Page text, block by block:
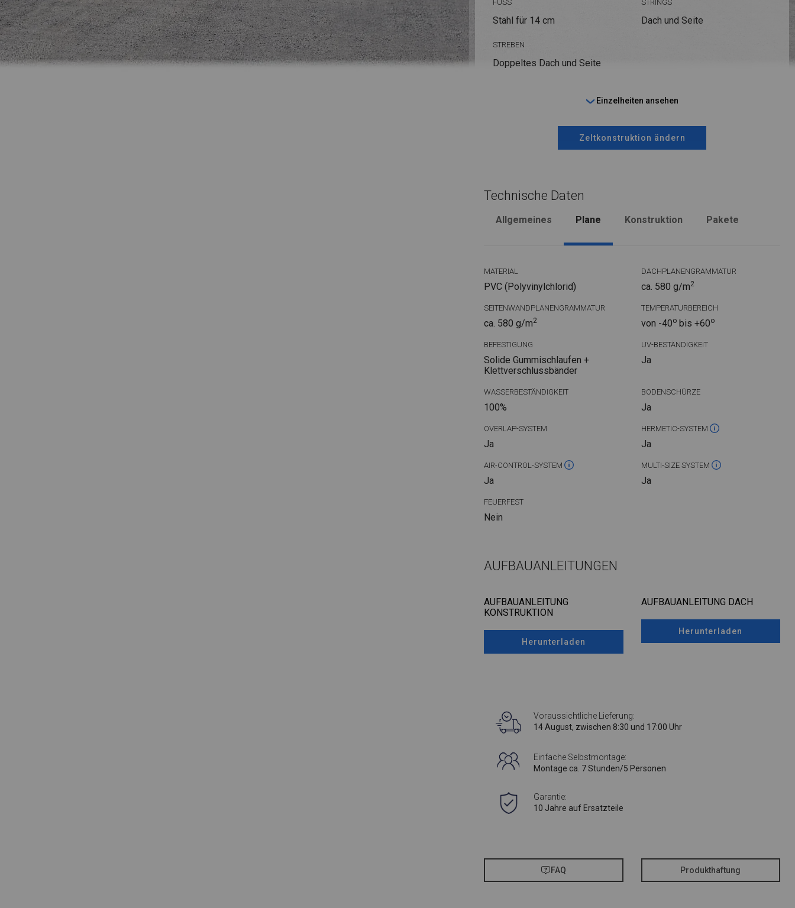
FUSS
Stahl für 14 cm
STRINGS
Dach und Seite
STREBEN
Doppeltes Dach und Seite
Einzelheiten ansehen
Zeltkonstruktion ändern
Technische Daten
Allgemeines Plane Konstruktion Pakete
MATERIAL
PVC (Polyvinylchlorid)
DACHPLANENGRAMMATUR
ca. 580 g/m2
SEITENWANDPLANENGRAMMATUR
ca. 580 g/m2
TEMPERATURBEREICH
von -40obis +60o
BEFESTIGUNG
Solide Gummischlaufen +
Klettverschlussbänder
UV-BESTÄNDIGKEIT
Ja
WASSERBESTÄNDIGKEIT
100%
BODENSCHÜRZE
Ja
OVERLAP-SYSTEM
Ja
HERMETIC-SYSTEM
Ja
AIR-CONTROL-SYSTEM
Ja
MULTI-SIZE SYSTEM
Ja
FEUERFEST
Nein
AUFBAUANLEITUNGEN
AUFBAUANLEITUNG
KONSTRUKTION
Herunterladen
AUFBAUANLEITUNG DACH
Herunterladen
Voraussichtliche Lieferung:
14 August, zwischen 8:30 und 17:00 Uhr
Einfache Selbstmontage:
Montage ca. 7 Stunden/5 Personen
Garantie:
10 Jahre auf Ersatzteile
FAQ Produkthaftung